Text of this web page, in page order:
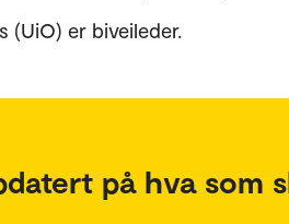
(UiO) er biveileder.
på hva som